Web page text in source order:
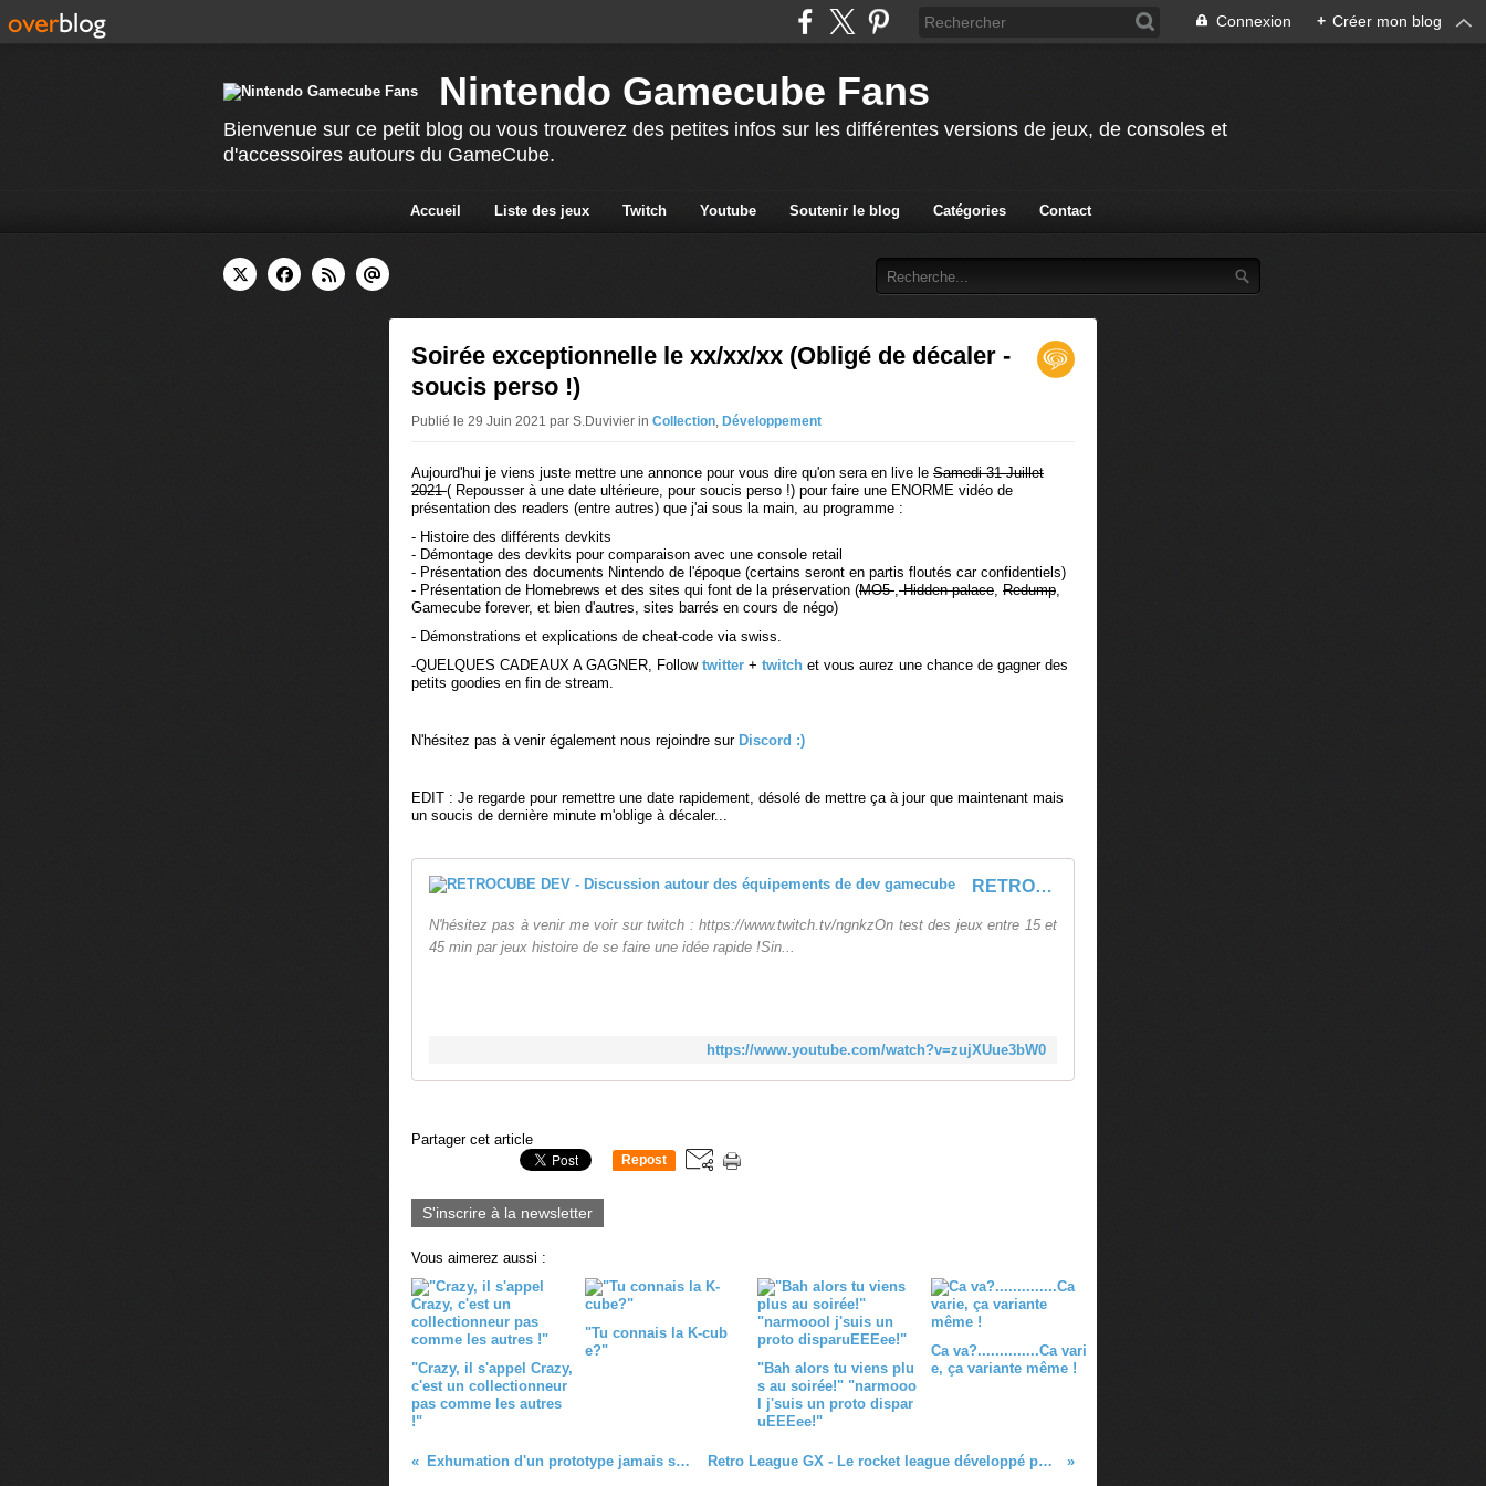
Connexion + Créer mon blog
Nintendo Gamecube Fans
Bienvenue sur ce petit blog ou vous trouverez des petites infos sur les différentes versions de jeux, de consoles et
d'accessoires autours du GameCube.
Accueil Liste des jeux Twitch Youtube Soutenir le blog Catégories Contact
Soirée exceptionnelle le xx/xx/xx (Obligé de décaler -
soucis perso !)
Publié le 29 Juin 2021 par S.Duvivier in Collection, Développement
Aujourd'hui je viens juste mettre une annonce pour vous dire qu'on sera en live le Samedi 31 Juillet
2021( Repousser à une date ultérieure, pour soucis perso !) pour faire une ENORME vidéo de
présentation des readers (entre autres) que j'ai sous la main, au programme :
- Histoire des différents devkits
- Démontage des devkits pour comparaison avec une console retail
- Présentation des documents Nintendo de l'époque (certains seront en partis floutés car confidentiels)
- Présentation de Homebrews et des sites qui font de la préservation (MO5,Hidden palace, Redump,
Gamecube forever, et bien d'autres, sites barrés en cours de négo)
- Démonstrations et explications de cheat-code via swiss.
-QUELQUES CADEAUX A GAGNER, Follow twitter + twitch et vous aurez une chance de gagner des
petits goodies en fin de stream.
N'hésitez pas à venir également nous rejoindre sur Discord :)
EDIT : Je regarde pour remettre une date rapidement, désolé de mettre ça à jour que maintenant mais
un soucis de dernière minute m'oblige à décaler...
RETROCUBE DEV - Discussion autour des équipements de dev gamecube
N'hésitez pas à venir me voir sur twitch : https://www.twitch.tv/ngnkz​On test des jeux entre 15 et
45 min par jeux histoire de se faire une idée rapide !Sin...
https://www.youtube.com/watch?v=zujXUue3bW0
Partager cet article
Repost
S'inscrire à la newsletter
Vous aimerez aussi :
"Crazy, il s'appel Crazy,
c'est un collectionneur
pas comme les autres
!"
"Tu connais la K-cub
e?"
"Bah alors tu viens plu
s au soirée!" "narmooo
l j'suis un proto dispar
uEEEee!"
Ca va?..............Ca vari
e, ça variante même !
Exhumation d'un prototype jamais sortis ! Galleon Retro League GX - Le rocket league développé pour le gamecube !